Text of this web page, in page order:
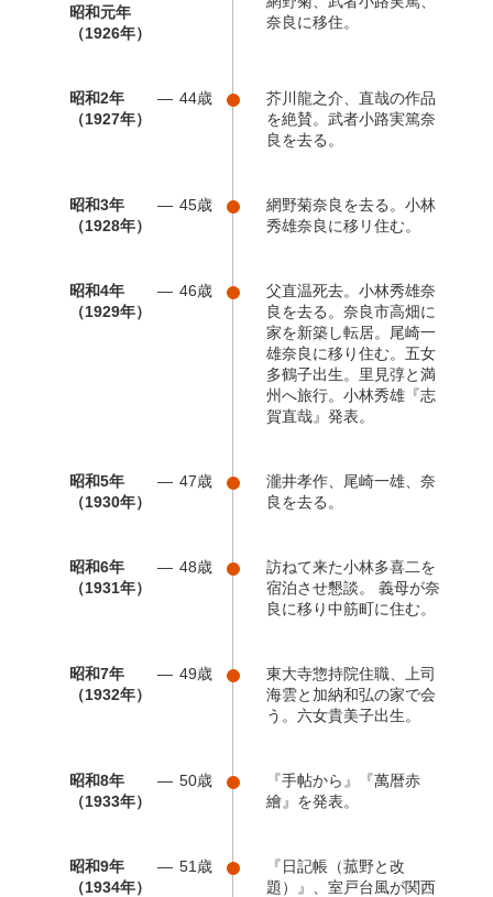
昭和元年
（1926年）
奈良に移住。
昭和2年
（1927年）
44歳
芥川龍之介、直哉の作品
を絶賛。武者小路実篤奈
良を去る。
昭和3年
（1928年）
45歳
網野菊奈良を去る。小林
秀雄奈良に移リ住む。
昭和4年
（1929年）
46歳
父直温死去。小林秀雄奈
良を去る。奈良市高畑に
家を新築し転居。尾崎一
雄奈良に移り住む。五女
多鶴子出生。里見弴と満
州へ旅行。小林秀雄『志
賀直哉』発表。
昭和5年
（1930年）
47歳
瀧井孝作、尾崎一雄、奈
良を去る。
昭和6年
（1931年）
48歳
訪ねて来た小林多喜二を
宿泊させ懇談。 義母が奈
良に移り中筋町に住む。
昭和7年
（1932年）
49歳
東大寺惣持院住職、上司
海雲と加納和弘の家で会
う。六女貴美子出生。
昭和8年
（1933年）
50歳
『手帖から』『萬暦赤
繪』を発表。
昭和9年
（1934年）
51歳
『日記帳（菰野と改
題）』、室戸台風が関西